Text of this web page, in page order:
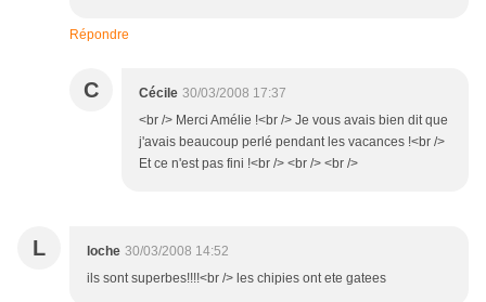
Répondre
C Cécile 30/03/2008 17:37
<br /> Merci Amélie !<br /> Je vous avais bien dit que
j'avais beaucoup perlé pendant les vacances !<br />
Et ce n'est pas fini !<br /> <br /> <br />
L loche 30/03/2008 14:52
ils sont superbes!!!!<br /> les chipies ont ete gatees